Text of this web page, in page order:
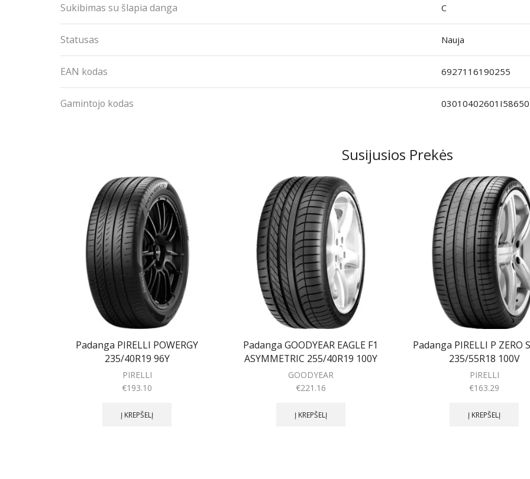
Sukibimas su šlapia danga C
Statusas Nauja
EAN kodas 6927116190255
Gamintojo kodas
Susijusios Prekės
Padanga PIRELLI POWERGY
235/40R19 96Y
PIRELLI
€193.10
Į KREPŠELĮ
Padanga GOODYEAR EAGLE F1
ASYMMETRIC 255/40R19 100Y
GOODYEAR
€221.16
Į KREPŠELĮ
Padanga PIRELLI P ZERO
235/55R18 100V
PIRELLI
€163.29
Į KREPŠELĮ